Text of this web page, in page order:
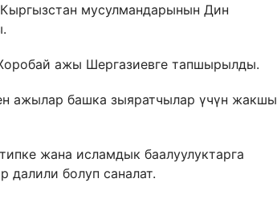
мусулмандарынын Дин
ажы Шергазиевге тапшырылды.
ажылар башка зыяратчылар үчүн жакшы
жана исламдык баалуулуктарга
далили болуп саналат.